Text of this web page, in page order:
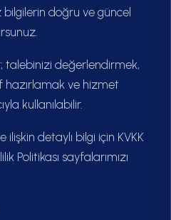
bilgilerin doğru ve güncel
talebinizi değerlendirmek,
hazırlamak ve hizmet
kullanılabilir.
ilişkin detaylı bilgi için KVKK
Politikası sayfalarımızı